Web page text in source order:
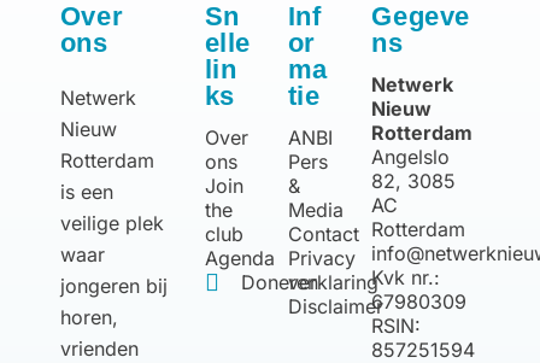
Over
ons
Netwerk
Nieuw
Rotterdam
is een
veilige plek
waar
jongeren bij
horen,
vrienden
Sn
elle
lin
ks
Over
ons
Join
the
club
Agenda
Doneren
Inf
or
ma
tie
ANBI
Pers
&
Media
Contact
Privacy
verklaring
Disclaimer
Gegeve
ns
Netwerk
Nieuw
Rotterdam
Angelslo
82, 3085
AC
Rotterdam
Kvk nr.:
67980309
RSIN:
857251594